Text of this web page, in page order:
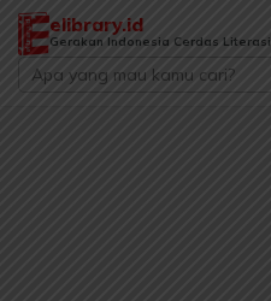
Lewati
konten
elibrary.id
Gerakan Indonesia Cerdas Literasi
Search
...